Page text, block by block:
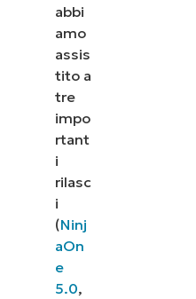
abbi
amo
assis
tito a
tre
impo
rtant
i
rilasc
i
(Ninj
aOn
e
5.0,